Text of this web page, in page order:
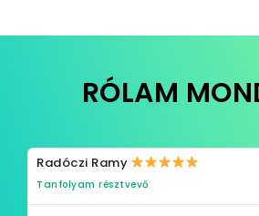
RÓLAM
Radóczi Ramy
Tanfolyam résztvevő